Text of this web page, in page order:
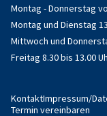
Montag - Donnerstag
Montag und Dienstag
Mittwoch und
Freitag 8.30 bis 13.00
KontaktImpressum/
Termin vereinbaren